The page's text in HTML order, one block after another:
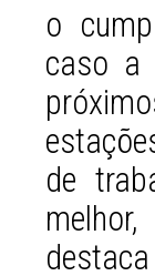
o
caso a
de